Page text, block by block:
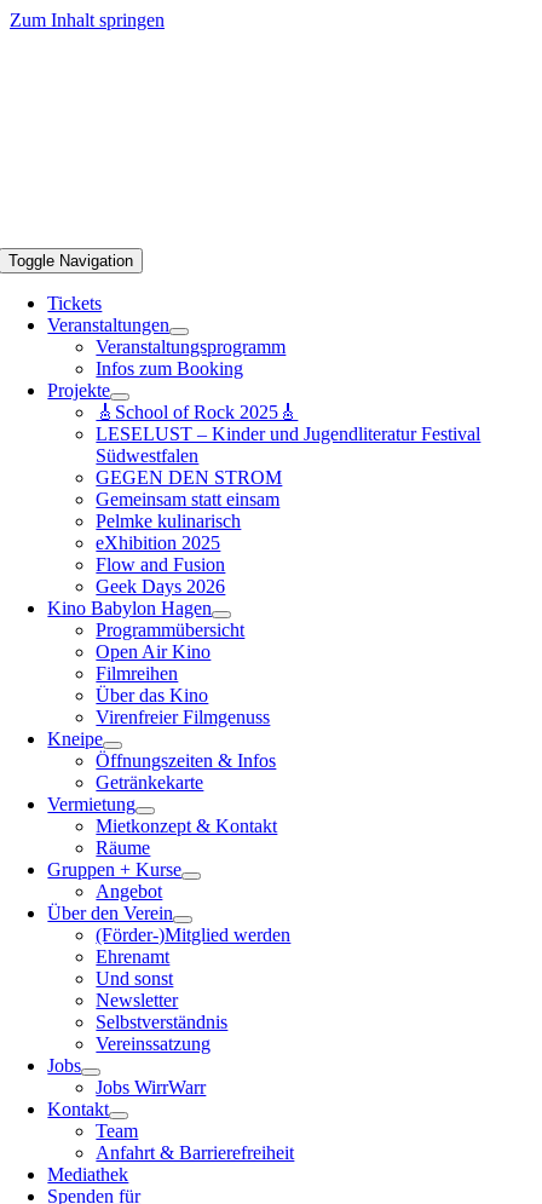
Zum Inhalt springen
Toggle Navigation
Tickets
Veranstaltungen
Veranstaltungsprogramm
Infos zum Booking
Projekte
🎸School of Rock 2025🎸
LESELUST – Kinder und Jugendliteratur Festival
Südwestfalen
GEGEN DEN STROM
Gemeinsam statt einsam
Pelmke kulinarisch
eXhibition 2025
Flow and Fusion
Geek Days 2026
Kino Babylon Hagen
Programmübersicht
Open Air Kino
Filmreihen
Über das Kino
Virenfreier Filmgenuss
Kneipe
Öffnungszeiten & Infos
Getränkekarte
Vermietung
Mietkonzept & Kontakt
Räume
Gruppen + Kurse
Angebot
Über den Verein
(Förder-)Mitglied werden
Ehrenamt
Und sonst
Newsletter
Selbstverständnis
Vereinssatzung
Jobs
Jobs WirrWarr
Kontakt
Team
Anfahrt & Barrierefreiheit
Mediathek
Spenden für